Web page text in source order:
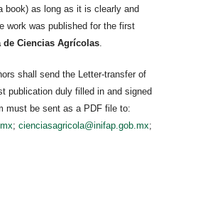
book) as long as it is clearly and
work was published for the first
de Ciencias Agrícolas.
shall send the Letter-transfer of
publication duly filled in and signed
must be sent as a PDF file to:
; cienciasagricola@inifap.gob.mx;